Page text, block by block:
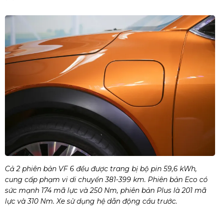
Cả 2 phiên bản VF 6 đều được trang bị bộ pin 59,6 kWh,
cung cấp phạm vi di chuyển 381-399 km. Phiên bản Eco có
sức mạnh 174 mã lực và 250 Nm, phiên bản Plus là 201 mã
lực và 310 Nm. Xe sử dụng hệ dẫn động cầu trước.